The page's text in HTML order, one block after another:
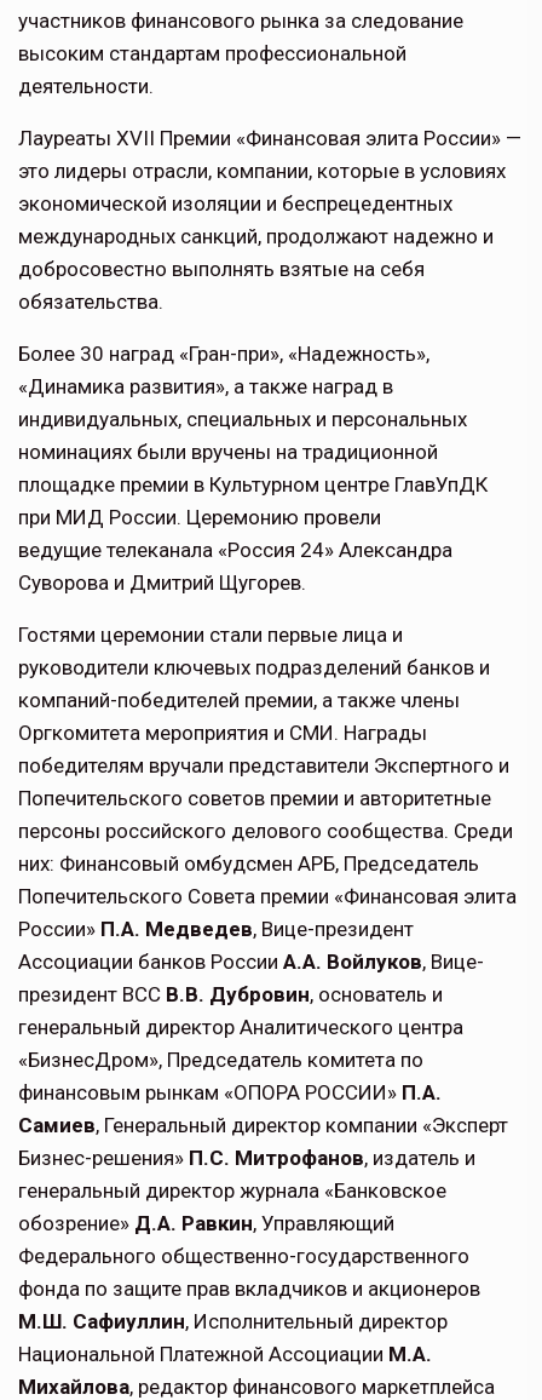
участников финансового рынка за следование
высоким стандартам профессиональной
деятельности.
Лауреаты XVII Премии «Финансовая элита России» —
это лидеры отрасли, компании, которые в условиях
экономической изоляции и беспрецедентных
международных санкций, продолжают надежно и
добросовестно выполнять взятые на себя
обязательства.
Более 30 наград «Гран-при», «Надежность»,
«Динамика развития», а также наград в
индивидуальных, специальных и персональных
номинациях были вручены на традиционной
площадке премии в Культурном центре ГлавУпДК
при МИД России. Церемонию провели
ведущие телеканала «Россия 24» Александра
Суворова и Дмитрий Щугорев.
Гостями церемонии стали первые лица и
руководители ключевых подразделений банков и
компаний-победителей премии, а также члены
Оргкомитета мероприятия и СМИ. Награды
победителям вручали представители Экспертного и
Попечительского советов премии и авторитетные
персоны российского делового сообщества. Среди
них: Финансовый омбудсмен АРБ, Председатель
Попечительского Совета премии «Финансовая элита
России» П.А. Медведев, Вице-президент
Ассоциации банков России А.А. Войлуков, Вице-
президент ВСС В.В. Дубровин, основатель и
генеральный директор Аналитического центра
«БизнесДром», Председатель комитета по
финансовым рынкам «ОПОРА РОССИИ» П.А.
Самиев, Генеральный директор компании «Эксперт
Бизнес-решения» П.С. Митрофанов, издатель и
генеральный директор журнала «Банковское
обозрение» Д.А. Равкин, Управляющий
Федерального общественно-государственного
фонда по защите прав вкладчиков и акционеров
М.Ш. Сафиуллин, Исполнительный директор
Национальной Платежной Ассоциации М.А.
Михайлова, редактор финансового маркетплейса